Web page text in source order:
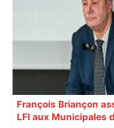
François Briançon
LFI aux Municipales